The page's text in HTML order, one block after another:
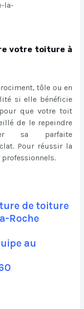
la-
votre toiture à
tôle ou en
si elle bénéficie
que votre toit
de le repeindre
sa parfaite
Pour réussir la
de toiture
Roche
au